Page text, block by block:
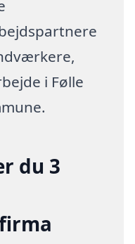
i Følle
du 3